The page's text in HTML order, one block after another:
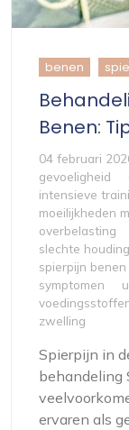
benen
Benen:
04 februari
gevoeligheid
intensieve
moeilijkheden
overbelasting
slechte houding
spierpijn benen
symptomen
zwelling
Spierpijn in
behandeling
ervaren als